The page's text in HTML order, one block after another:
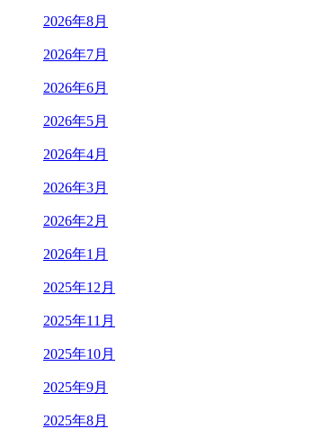
2026年8月
2026年7月
2026年6月
2026年5月
2026年4月
2026年3月
2026年2月
2026年1月
2025年12月
2025年11月
2025年10月
2025年9月
2025年8月